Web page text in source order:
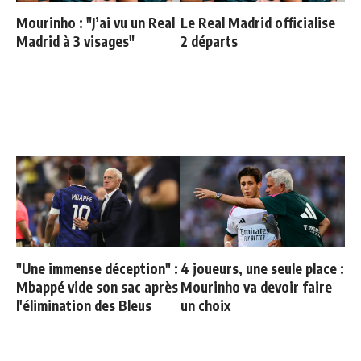
Mourinho : "J’ai vu un Real
Madrid à 3 visages"
Le Real Madrid officialise
2 départs
"Une immense déception" :
Mbappé vide son sac après
l'élimination des Bleus
4 joueurs, une seule place :
Mourinho va devoir faire
un choix